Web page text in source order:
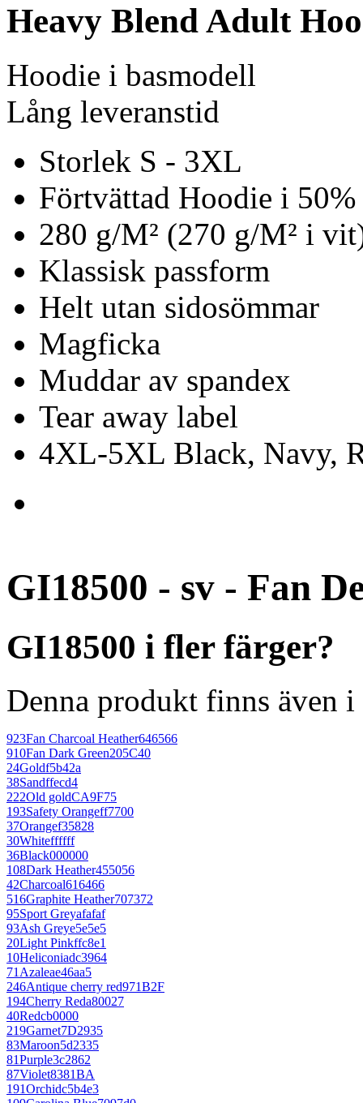
Heavy Blend Adult
Hoodie i basmodell
Lång leveranstid
Storlek S - 3XL
Förtvättad Hoodie i
280 g/M² (270 g/M² i
Klassisk passform
Helt utan sidosömmar
Magficka
Muddar av spandex
Tear away label
4XL-5XL Black, Navy,
GI18500 - sv - Fan
GI18500 i fler färger?
Denna produkt finns även
923Fan Charcoal Heather646566
910Fan Dark Green205C40
24Goldf5b42a
38Sandffecd4
222Old goldCA9F75
193Safety Orangeff7700
37Orangef35828
30Whiteffffff
36Black000000
108Dark Heather455056
42Charcoal616466
516Graphite Heather707372
95Sport Greyafafaf
93Ash Greye5e5e5
20Light Pinkffc8e1
10Heliconiadc3964
71Azaleae46aa5
246Antique cherry red971B2F
194Cherry Reda80027
40Redcb0000
219Garnet7D2935
83Maroon5d2335
81Purple3c2862
87Violet8381BA
191Orchidc5b4e3